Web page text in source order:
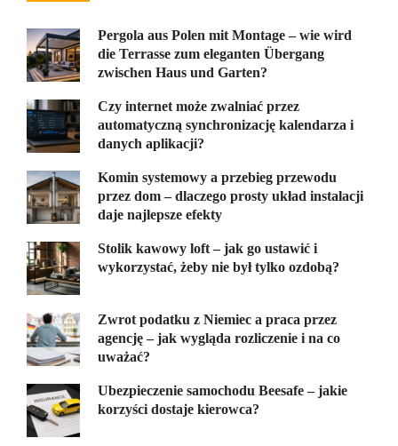
Pergola aus Polen mit Montage – wie wird
die Terrasse zum eleganten Übergang
zwischen Haus und Garten?
Czy internet może zwalniać przez
automatyczną synchronizację kalendarza i
danych aplikacji?
Komin systemowy a przebieg przewodu
przez dom – dlaczego prosty układ instalacji
daje najlepsze efekty
Stolik kawowy loft – jak go ustawić i
wykorzystać, żeby nie był tylko ozdobą?
Zwrot podatku z Niemiec a praca przez
agencję – jak wygląda rozliczenie i na co
uważać?
Ubezpieczenie samochodu Beesafe – jakie
korzyści dostaje kierowca?